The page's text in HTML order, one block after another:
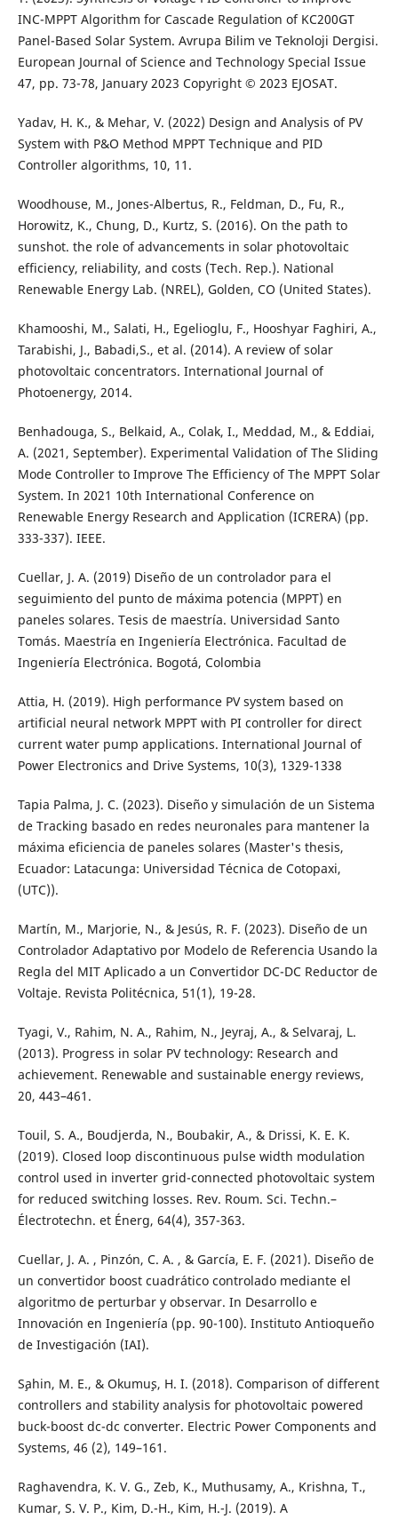
INC-MPPT Algorithm for Cascade Regulation of KC200GT
Panel-Based Solar System. Avrupa Bilim ve Teknoloji Dergisi.
European Journal of Science and Technology Special Issue
47, pp. 73-78, January 2023 Copyright © 2023 EJOSAT.
Yadav, H. K., & Mehar, V. (2022) Design and Analysis of PV
System with P&O Method MPPT Technique and PID
Controller algorithms, 10, 11.
Woodhouse, M., Jones-Albertus, R., Feldman, D., Fu, R.,
Horowitz, K., Chung, D., Kurtz, S. (2016). On the path to
sunshot. the role of advancements in solar photovoltaic
efficiency, reliability, and costs (Tech. Rep.). National
Renewable Energy Lab. (NREL), Golden, CO (United States).
Khamooshi, M., Salati, H., Egelioglu, F., Hooshyar Faghiri, A.,
Tarabishi, J., Babadi,S., et al. (2014). A review of solar
photovoltaic concentrators. International Journal of
Photoenergy, 2014.
Benhadouga, S., Belkaid, A., Colak, I., Meddad, M., & Eddiai,
A. (2021, September). Experimental Validation of The Sliding
Mode Controller to Improve The Efficiency of The MPPT Solar
System. In 2021 10th International Conference on
Renewable Energy Research and Application (ICRERA) (pp.
333-337). IEEE.
Cuellar, J. A. (2019) Diseño de un controlador para el
seguimiento del punto de máxima potencia (MPPT) en
paneles solares. Tesis de maestría. Universidad Santo
Tomás. Maestría en Ingeniería Electrónica. Facultad de
Ingeniería Electrónica. Bogotá, Colombia
Attia, H. (2019). High performance PV system based on
artificial neural network MPPT with PI controller for direct
current water pump applications. International Journal of
Power Electronics and Drive Systems, 10(3), 1329-1338
Tapia Palma, J. C. (2023). Diseño y simulación de un Sistema
de Tracking basado en redes neuronales para mantener la
máxima eficiencia de paneles solares (Master's thesis,
Ecuador: Latacunga: Universidad Técnica de Cotopaxi,
(UTC)).
Martín, M., Marjorie, N., & Jesús, R. F. (2023). Diseño de un
Controlador Adaptativo por Modelo de Referencia Usando la
Regla del MIT Aplicado a un Convertidor DC-DC Reductor de
Voltaje. Revista Politécnica, 51(1), 19-28.
Tyagi, V., Rahim, N. A., Rahim, N., Jeyraj, A., & Selvaraj, L.
(2013). Progress in solar PV technology: Research and
achievement. Renewable and sustainable energy reviews,
20, 443–461.
Touil, S. A., Boudjerda, N., Boubakir, A., & Drissi, K. E. K.
(2019). Closed loop discontinuous pulse width modulation
control used in inverter grid-connected photovoltaic system
for reduced switching losses. Rev. Roum. Sci. Techn.–
Électrotechn. et Énerg, 64(4), 357-363.
Cuellar, J. A. , Pinzón, C. A. , & García, E. F. (2021). Diseño de
un convertidor boost cuadrático controlado mediante el
algoritmo de perturbar y observar. In Desarrollo e
Innovación en Ingeniería (pp. 90-100). Instituto Antioqueño
de Investigación (IAI).
S¸ahin, M. E., & Okumu¸s, H. ˙I. (2018). Comparison of different
controllers and stability analysis for photovoltaic powered
buck-boost dc-dc converter. Electric Power Components and
Systems, 46 (2), 149–161.
Raghavendra, K. V. G., Zeb, K., Muthusamy, A., Krishna, T.,
Kumar, S. V. P., Kim, D.-H., Kim, H.-J. (2019). A